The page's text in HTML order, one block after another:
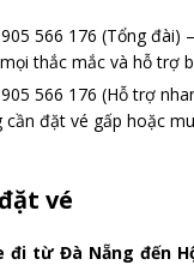
566 176 (Tổng đài)
thắc mắc và hỗ trợ
566 176 (Hỗ trợ
cần đặt vé gấp hoặc
vé
đi từ Đà Nẵng đến